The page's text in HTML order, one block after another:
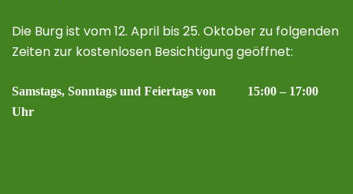
Die Burg ist vom 12. April bis 25. Oktober zu folgenden
Zeiten zur kostenlosen Besichtigung geöffnet:
Samstags, Sonntags und Feiertags von 15:00 – 17:00
Uhr